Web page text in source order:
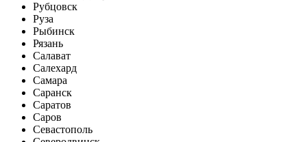
Рубцовск
Руза
Рыбинск
Рязань
Салават
Салехард
Самара
Саранск
Саратов
Саров
Севастополь